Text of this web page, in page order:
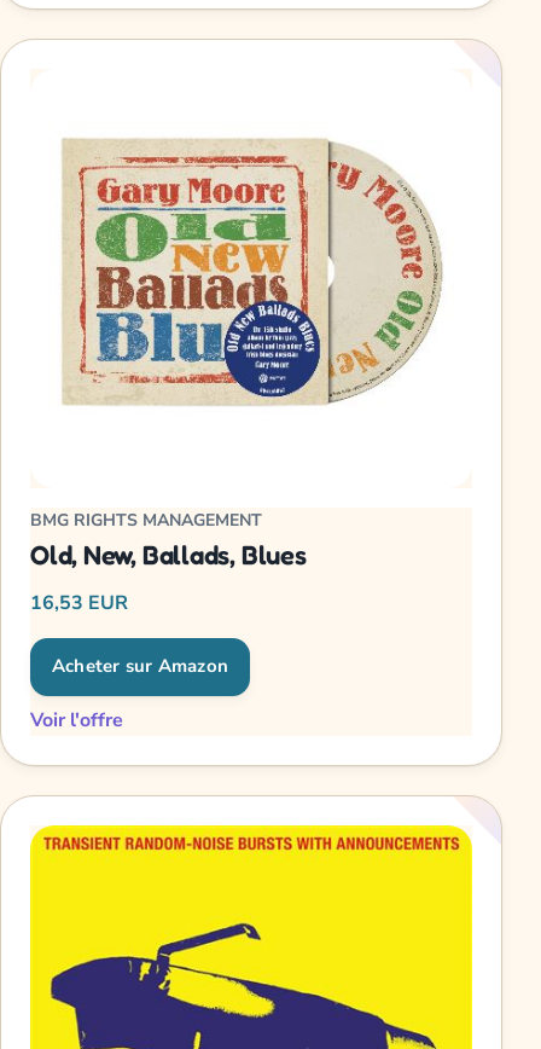
BMG RIGHTS MANAGEMENT
Old, New, Ballads, Blues
16,53 EUR
Acheter sur Amazon
Voir l'offre